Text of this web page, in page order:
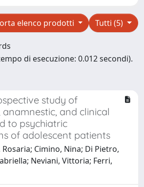
Tutti (5)
elenco prodotti
di esecuzione: 0.012 secondi).
study of
and clinical
to psychiatric
of adolescent patients
Cimino, Nina; Di Pietro,
Neviani, Vittoria; Ferri,